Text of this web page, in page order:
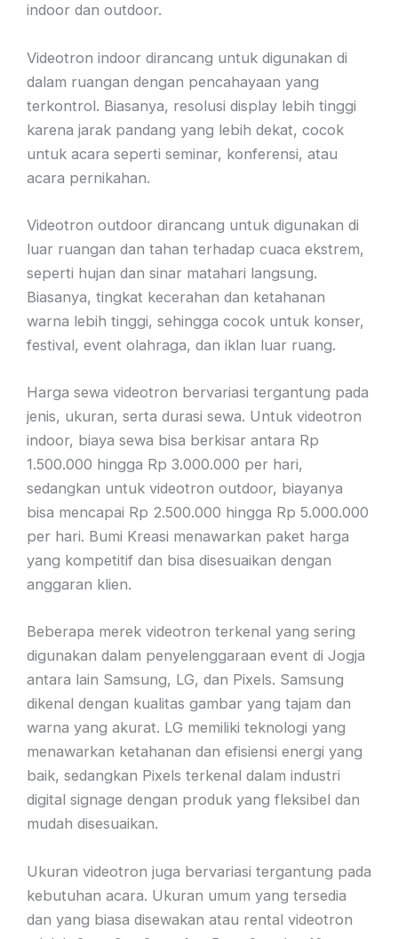
indoor dan outdoor.
Videotron indoor dirancang untuk digunakan di
dalam ruangan dengan pencahayaan yang
terkontrol. Biasanya, resolusi display lebih tinggi
karena jarak pandang yang lebih dekat, cocok
untuk acara seperti seminar, konferensi, atau
acara pernikahan.
Videotron outdoor dirancang untuk digunakan di
luar ruangan dan tahan terhadap cuaca ekstrem,
seperti hujan dan sinar matahari langsung.
Biasanya, tingkat kecerahan dan ketahanan
warna lebih tinggi, sehingga cocok untuk konser,
festival, event olahraga, dan iklan luar ruang.
Harga sewa videotron bervariasi tergantung pada
jenis, ukuran, serta durasi sewa. Untuk videotron
indoor, biaya sewa bisa berkisar antara Rp
1.500.000 hingga Rp 3.000.000 per hari,
sedangkan untuk videotron outdoor, biayanya
bisa mencapai Rp 2.500.000 hingga Rp 5.000.000
per hari. Bumi Kreasi menawarkan paket harga
yang kompetitif dan bisa disesuaikan dengan
anggaran klien.
Beberapa merek videotron terkenal yang sering
digunakan dalam penyelenggaraan event di Jogja
antara lain Samsung, LG, dan Pixels. Samsung
dikenal dengan kualitas gambar yang tajam dan
warna yang akurat. LG memiliki teknologi yang
menawarkan ketahanan dan efisiensi energi yang
baik, sedangkan Pixels terkenal dalam industri
digital signage dengan produk yang fleksibel dan
mudah disesuaikan.
Ukuran videotron juga bervariasi tergantung pada
kebutuhan acara. Ukuran umum yang tersedia
dan yang biasa disewakan atau rental videotron